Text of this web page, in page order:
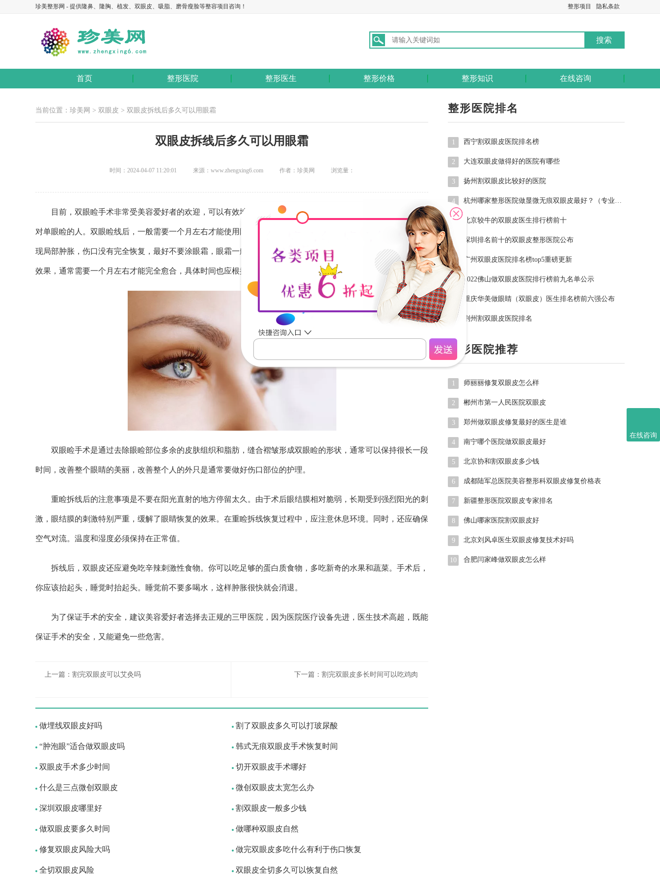
珍美整形网 - 提供隆鼻、隆胸、植发、双眼皮、吸脂、磨骨瘦脸等整容项目咨询！ 隐私条款
整形项目
首页 整形医院 整形医生 整形价格 整形知识 在线咨询
在线咨询
当前位置： 珍美网 > 双眼皮 > 双眼皮拆线后多久可以用眼霜
双眼皮拆线后多久可以用眼霜
时间：2024-04-07 11:20:01 来源：www.zhengxing6.com 作者：珍美网 浏览量：
目前，双眼睑手术非常受美容爱好者的欢迎，可以有效地改善眼睛的外观，提高整个面部的美丽程度，主要针
对单眼睑的人。双眼睑线后，一般需要一个月左右才能使用眼霜，手术过程对眼部皮肤有一定的损伤，术后可能出
现局部肿胀，伤口没有完全恢复，最好不要涂眼霜，眼霜一般含有化学成分，会刺激伤口引起伤口感染，影响手术
效果，通常需要一个月左右才能完全愈合，具体时间也应根据个人身体状况确定。
双眼睑手术是通过去除眼睑部位多余的皮肤组织和脂肪，缝合褶皱形成双眼睑的形状，通常可以保持很长一段
时间，改善整个眼睛的美丽，改善整个人的外只是通常要做好伤口部位的护理。
重睑拆线后的注意事项是不要在阳光直射的地方停留太久。由于术后眼结膜相对脆弱，长期受到强烈阳光的刺
激，眼结膜的刺激特别严重，缓解了眼睛恢复的效果。在重睑拆线恢复过程中，应注意休息环境。同时，还应确保
空气对流。温度和湿度必须保持在正常值。
拆线后，双眼皮还应避免吃辛辣刺激性食物。你可以吃足够的蛋白质食物，多吃新奇的水果和蔬菜。手术后，
你应该抬起头，睡觉时抬起头。睡觉前不要多喝水，这样肿胀很快就会消退。
为了保证手术的安全，建议美容爱好者选择去正规的三甲医院，因为医院医疗设备先进，医生技术高超，既能
保证手术的安全，又能避免一些危害。
上一篇： 割完双眼皮可以艾灸吗 下一篇： 割完双眼皮多长时间可以吃鸡肉
做埋线双眼皮好吗 割了双眼皮多久可以打玻尿酸
“肿泡眼”适合做双眼皮吗 韩式无痕双眼皮手术恢复时间
双眼皮手术多少时间 切开双眼皮手术哪好
什么是三点微创双眼皮 微创双眼皮太宽怎么办
深圳双眼皮哪里好 割双眼皮一般多少钱
做双眼皮要多久时间 做哪种双眼皮自然
修复双眼皮风险大吗 做完双眼皮多吃什么有利于伤口恢复
全切双眼皮风险 双眼皮全切多久可以恢复自然
整形医院排名
1 西宁割双眼皮医院排名榜
2 大连双眼皮做得好的医院有哪些
3 扬州割双眼皮比较好的医院
4 杭州哪家整形医院做显微无痕双眼皮最好？（专业医师解读，实地体
5 北京较牛的双眼皮医生排行榜前十
6 深圳排名前十的双眼皮整形医院公布
7 广州双眼皮医院排名榜top5重磅更新
8 2022佛山做双眼皮医院排行榜前九名单公示
重庆华美做眼睛（双眼皮）医生排名榜前六强公布
10 荆州割双眼皮医院排名
整形医院推荐
1 师丽丽修复双眼皮怎么样
2 郴州市第一人民医院双眼皮
3 郑州做双眼皮修复最好的医生是谁
4 南宁哪个医院做双眼皮最好
5 北京协和割双眼皮多少钱
6 成都陆军总医院美容整形科双眼皮修复价格表
7 新疆整形医院双眼皮专家排名
8 佛山哪家医院割双眼皮好
9 北京刘风卓医生双眼皮修复技术好吗
10 合肥闫家峰做双眼皮怎么样